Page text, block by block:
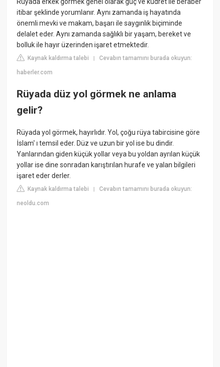
Rüyada erkek görmek genel olarak güç ve kudret ile beraber
itibar şeklinde yorumlanır. Aynı zamanda iş hayatında
önemli mevki ve makam, başarı ile saygınlık biçiminde
delalet eder. Aynı zamanda sağlıklı bir yaşam, bereket ve
bolluk ile hayır üzerinden işaret etmektedir.
Kaynak kaldırma talebi |Cevabın tamamını burada okuyun:
haberler.com
Rüyada düz yol görmek ne anlama
gelir?
Rüyada yol görmek, hayırlıdır. Yol, çoğu rüya tabircisine göre
İslam' ı temsil eder. Düz ve uzun bir yol ise bu dindir.
Yanlarından giden küçük yollar veya bu yoldan ayrılan küçük
yollar ise dine sonradan karıştırılan hurafe ve yalan bilgileri
işaret eder derler.
Kaynak kaldırma talebi |Cevabın tamamını burada okuyun:
neoldu.com